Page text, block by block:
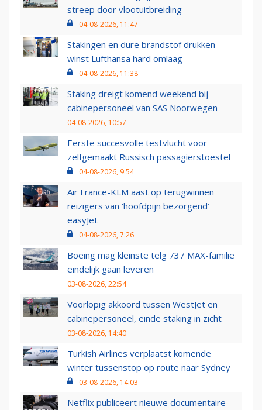
streep door vlootuitbreiding
04-08-2026, 11:47
Stakingen en dure brandstof drukken
winst Lufthansa hard omlaag
04-08-2026, 11:38
Staking dreigt komend weekend bij
cabinepersoneel van SAS Noorwegen
04-08-2026, 10:57
Eerste succesvolle testvlucht voor
zelfgemaakt Russisch passagierstoestel
04-08-2026, 9:54
Air France-KLM aast op terugwinnen
reizigers van ‘hoofdpijn bezorgend’
easyJet
04-08-2026, 7:26
Boeing mag kleinste telg 737 MAX-familie
eindelijk gaan leveren
03-08-2026, 22:54
Voorlopig akkoord tussen WestJet en
cabinepersoneel, einde staking in zicht
03-08-2026, 14:40
Turkish Airlines verplaatst komende
winter tussenstop op route naar Sydney
03-08-2026, 14:03
Netflix publiceert nieuwe documentaire